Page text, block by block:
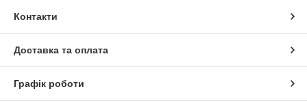
Контакти
Доставка та оплата
Графік роботи